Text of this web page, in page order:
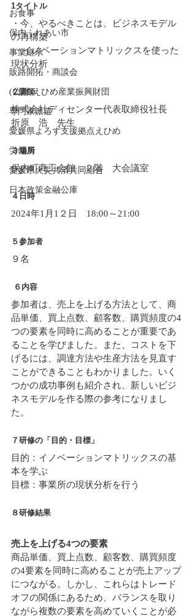
お食事
保内ふれあい市
事業継承
販路開拓・商談会
(公財)えひめ産業振興財団
専門家派遣
愛媛県よろず支援拠点えひめ
労働局
愛媛県火災共済共同組合
日本政策金融公庫
1タイトル
・今、やるべきことは、ビジネスモデル
の再構築
・イノベーションマトリックスを使った
現状分析
２講師
株式会社ディセンター代表取締役社長
折原　浩　先生
３場所
保内町商工会館　２階　大会議室
４日時
2024年1月1２日　18:00～21:00
５参加者
９名
６内容
参加者は、売上を上げる方法として、商
品単価、買上点数、顧客数、購買頻度の4
つの要素を同時に高めることが重要であ
ることを学びました。また、コストを下
げるには、調達方法や生産方法を見直す
ことができることもわかりました。いく
つかの成功事例も紹介され、新しいビジ
ネスモデルを作る際の参考になりまし
た。
７研修の「目的・目標」
目的：イノベーションマトリックスの基
本を学ぶ
目標：事業所の現状分析を行う
８研修結果
売上を上げる4つの要素
商品単価、買上点数、顧客数、購買頻度
の4要素を同時に高めることが売上アップ
につながる。しかし、これらはトレード
オフの関係にあるため、バランスを取り
ながら複数の要素を高めていくことが必